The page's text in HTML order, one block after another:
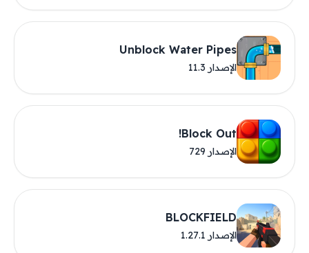
Unblock Water Pipes
الإصدار 11.3
Block Out!
الإصدار 729
BLOCKFIELD
الإصدار 1.27.1